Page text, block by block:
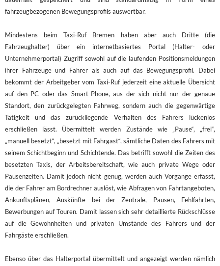
fahrzeugbezogenen Bewegungsprofils auswertbar.
Mindestens beim Taxi-Ruf Bremen haben aber auch Dritte (die
Fahrzeughalter) über ein internetbasiertes Portal (Halter- oder
Unternehmerportal) Zugriff sowohl auf die laufenden Positionsmeldungen
ihrer Fahrzeuge und Fahrer als auch auf das Bewegungsprofil. Dabei
bekommt der Arbeitgeber vom Taxi-Ruf jederzeit eine aktuelle Übersicht
auf den PC oder das Smart-Phone, aus der sich nicht nur der genaue
Standort, den zurückgelegten Fahrweg, sondern auch die gegenwärtige
Tätigkeit und das zurückliegende Verhalten des Fahrers lückenlos
erschließen lässt. Übermittelt werden Zustände wie „Pause“, „frei“,
„manuell besetzt“, „besetzt mit Fahrgast“, sämtliche Daten des Fahrers mit
seinem Schichtbeginn und Schichtende. Das betrifft sowohl die Zeiten des
besetzten Taxis, der Arbeitsbereitschaft, wie auch private Wege oder
Pausenzeiten. Damit jedoch nicht genug, werden auch Vorgänge erfasst,
die der Fahrer am Bordrechner auslöst, wie Abfragen von Fahrtangeboten,
Ankunftsplänen, Auskünfte bei der Zentrale, Pausen, Fehlfahrten,
Bewerbungen auf Touren. Damit lassen sich sehr detaillierte Rückschlüsse
auf die Gewohnheiten und privaten Umstände des Fahrers und der
Fahrgäste erschließen.
Ebenso über das Halterportal übermittelt und angezeigt werden nämlich